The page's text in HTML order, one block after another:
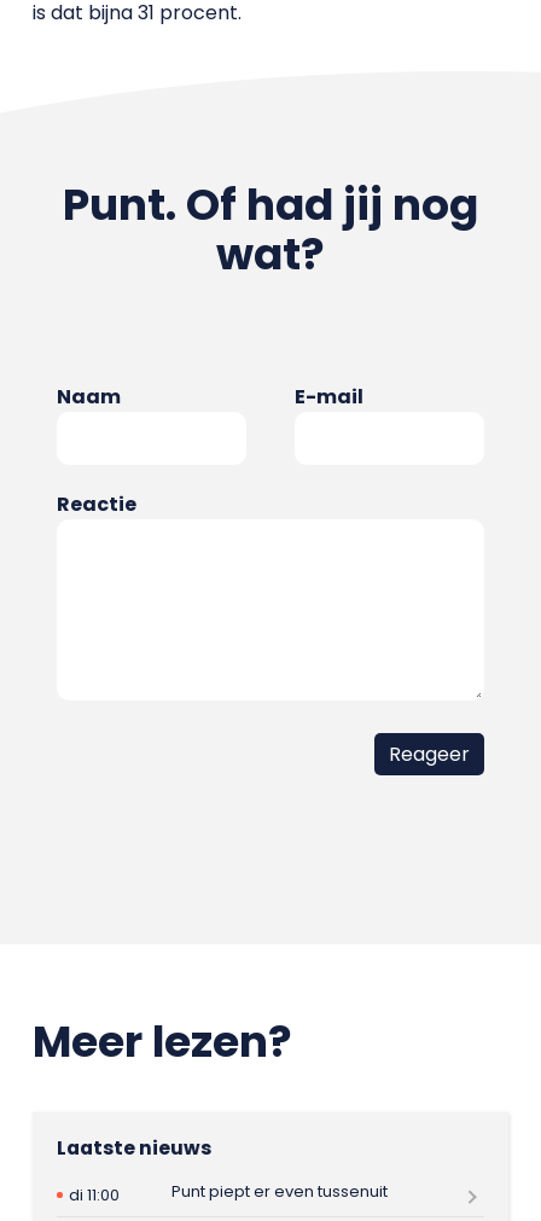
is dat bijna 31 procent.
Punt. Of had jij nog
wat?
Naam E-mail
Reactie
Meer lezen?
Laatste nieuws
di 11:00
Punt piept er even tussenuit